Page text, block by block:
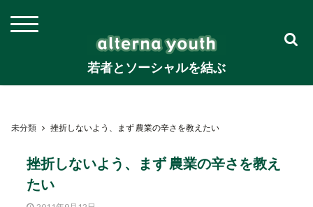
若者とソーシャルを結ぶ
未分類 挫折しないよう、まず 農業の辛さを教えたい
挫折しないよう、まず 農業の辛さを教え
たい